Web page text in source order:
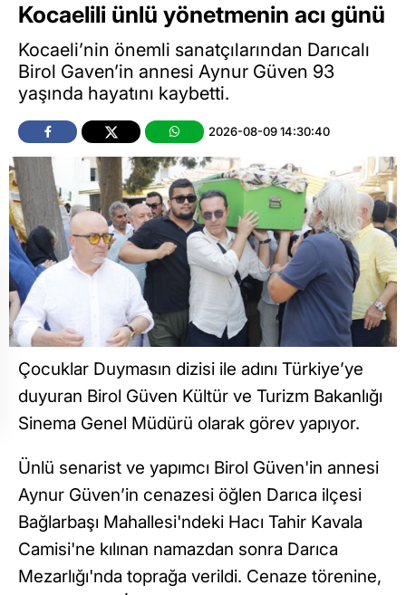
Kocaelili ünlü yönetmenin acı günü
Kocaeli’nin önemli sanatçılarından Darıcalı
Birol Gaven’in annesi Aynur Güven 93
yaşında hayatını kaybetti.
2026-08-09 14:30:40
Çocuklar Duymasın dizisi ile adını Türkiye’ye
duyuran Birol Güven Kültür ve Turizm Bakanlığı
Sinema Genel Müdürü olarak görev yapıyor.
Ünlü senarist ve yapımcı Birol Güven'in annesi
Aynur Güven’in cenazesi öğlen Darıca ilçesi
Bağlarbaşı Mahallesi'ndeki Hacı Tahir Kavala
Camisi'ne kılınan namazdan sonra Darıca
Mezarlığı'nda toprağa verildi. Cenaze törenine,